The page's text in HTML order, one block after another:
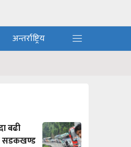
अन्तर्राष्ट्रिय
बढी
सडकखण्ड